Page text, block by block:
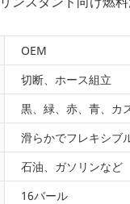
OEM
切断、ホース組立
黒、緑、赤、青、カ
滑らかでフレキシブ
石油、ガソリンなど
16バール